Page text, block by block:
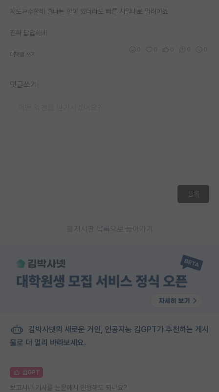
지도교수한테 혼나는 한이 있더라도 빠른 시일내로 알려야죠
진짜 답답하네
대댓글 쓰기
댓글쓰기
등록
게시판 목록으로 돌아가기
김박사넷의 새로운 거인, 인공지능 김GPT가 추천하는 게시
물로 더 멀리 바라보세요.
김GPT
보고서나 기사를 논문에서 인용해도 되나요?